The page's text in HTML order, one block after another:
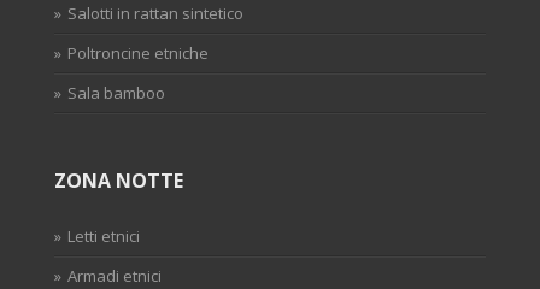
Salotti in rattan sintetico
Poltroncine etniche
Sala bamboo
ZONA NOTTE
Letti etnici
Armadi etnici